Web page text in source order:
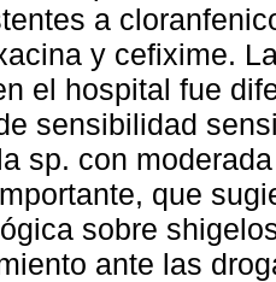
a
y cefixime.
el hospital fue
sensibilidad
sp. con
que
sobre
ante las